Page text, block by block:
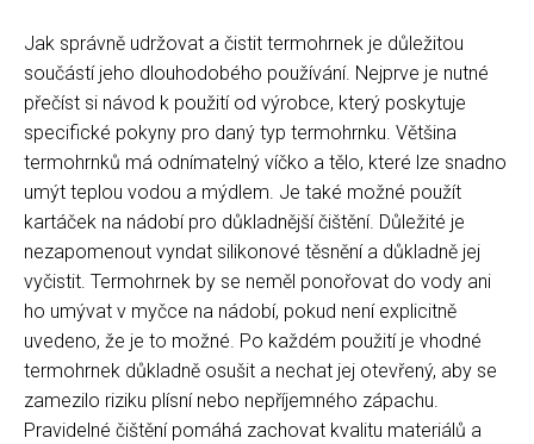
Jak správně udržovat a čistit termohrnek je důležitou
součástí jeho dlouhodobého používání. Nejprve je nutné
přečíst si návod k použití od výrobce, který poskytuje
specifické pokyny pro daný typ termohrnku. Většina
termohrnků má odnímatelný víčko a tělo, které lze snadno
umýt teplou vodou a mýdlem. Je také možné použít
kartáček na nádobí pro důkladnější čištění. Důležité je
nezapomenout vyndat silikonové těsnění a důkladně jej
vyčistit. Termohrnek by se neměl ponořovat do vody ani
ho umývat v myčce na nádobí, pokud není explicitně
uvedeno, že je to možné. Po každém použití je vhodné
termohrnek důkladně osušit a nechat jej otevřený, aby se
zamezilo riziku plísní nebo nepříjemného zápachu.
Pravidelné čištění pomáhá zachovat kvalitu materiálů a